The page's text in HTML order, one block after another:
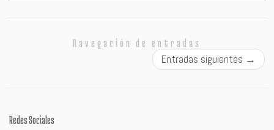
Navegación de entradas
Entradas siguientes →
Redes Sociales